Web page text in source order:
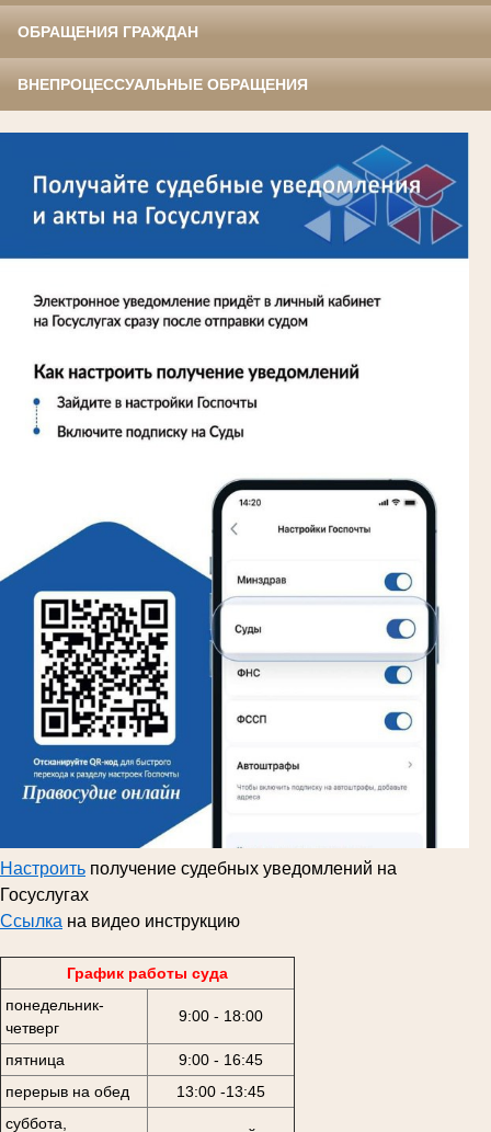
ОБРАЩЕНИЯ ГРАЖДАН
ВНЕПРОЦЕССУАЛЬНЫЕ ОБРАЩЕНИЯ
Настроить получение судебных уведомлений на
Госуслугах
Ссылка на видео инструкцию
График работы суда
понедельник-
четверг
9:00 - 18:00
пятница
9:00 - 16:45
перерыв на обед
13:00 -13:45
суббота,